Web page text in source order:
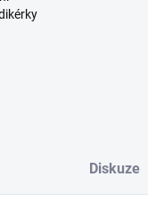
Diskuze